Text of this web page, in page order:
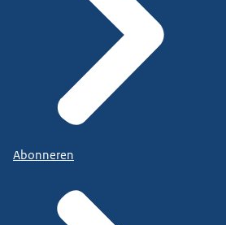
Abonneren